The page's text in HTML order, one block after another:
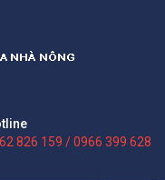
826 159 / 0966 399 628